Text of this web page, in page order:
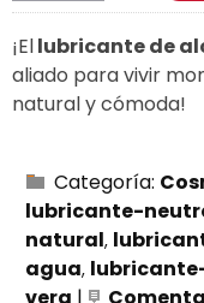
¡Ellubricante de
aliado para vivir
natural y cómoda!
Categoría:
lubricante-
natural
agua